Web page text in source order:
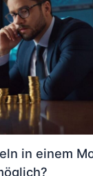
in einem